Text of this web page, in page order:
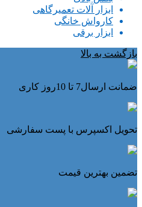
ابزار آلات تعمیرگاهی
کارواش خانگی
ابزار برقی
بازگشت به بالا
ضمانت ارسال7 تا 10روز کاری
تحویل اکسپرس با پست سفارشی
تضمین بهترین قیمت